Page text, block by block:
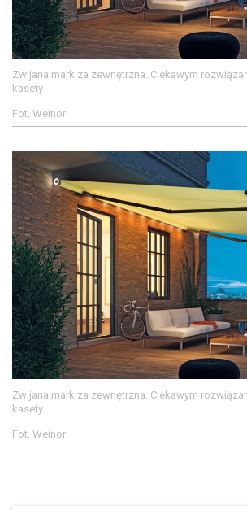
Zwijana markiza zewnętrzna. Ciekawym
kasety
Fot. Weinor
Zwijana markiza zewnętrzna. Ciekawym
kasety
Fot. Weinor